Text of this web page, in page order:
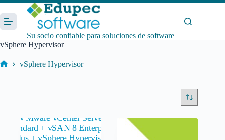
Saltar
al
contenido
Su socio confiable para soluciones de software
vSphere Hypervisor
vSphere Hypervisor